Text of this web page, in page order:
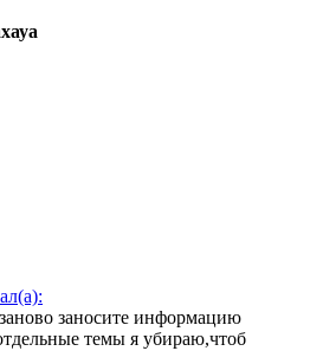
заносите информацию
темы я убираю,чтоб